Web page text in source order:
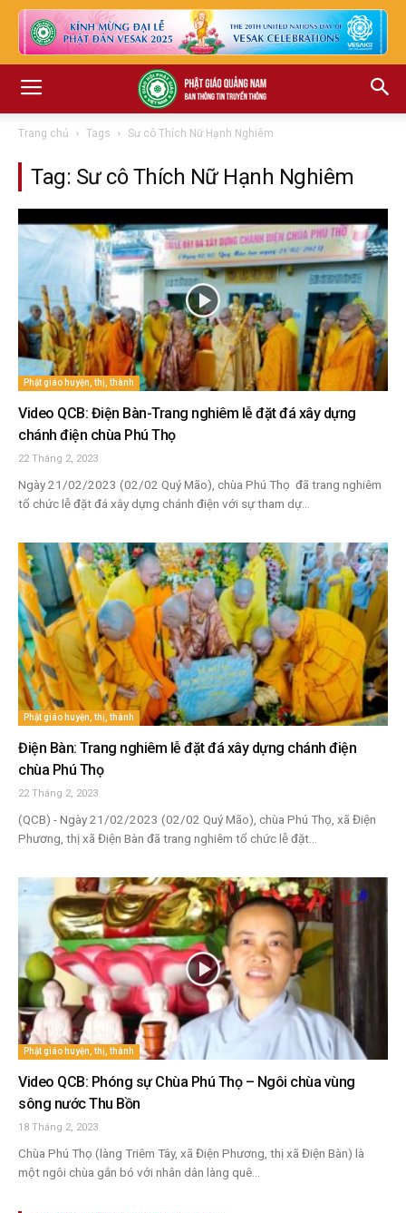
Trang chủ Tags Sư cô Thích Nữ Hạnh Nghiêm
Tag: Sư cô Thích Nữ Hạnh Nghiêm
Phật giáo huyện, thị, thành
Video QCB: Điện Bàn-Trang nghiêm lễ đặt đá xây dựng
chánh điện chùa Phú Thọ
22 Tháng 2, 2023
Ngày 21/02/2023 (02/02 Quý Mão), chùa Phú Thọ đã trang nghiêm
tổ chức lễ đặt đá xây dựng chánh điện với sự tham dự...
Phật giáo huyện, thị, thành
Điện Bàn: Trang nghiêm lễ đặt đá xây dựng chánh điện
chùa Phú Thọ
22 Tháng 2, 2023
(QCB) - Ngày 21/02/2023 (02/02 Quý Mão), chùa Phú Thọ, xã Điện
Phương, thị xã Điện Bàn đã trang nghiêm tổ chức lễ đặt...
Phật giáo huyện, thị, thành
Video QCB: Phóng sự Chùa Phú Thọ – Ngôi chùa vùng
sông nước Thu Bồn
18 Tháng 2, 2023
Chùa Phú Thọ (làng Triêm Tây, xã Điện Phương, thị xã Điện Bàn) là
một ngôi chùa gắn bó với nhân dân làng quê...